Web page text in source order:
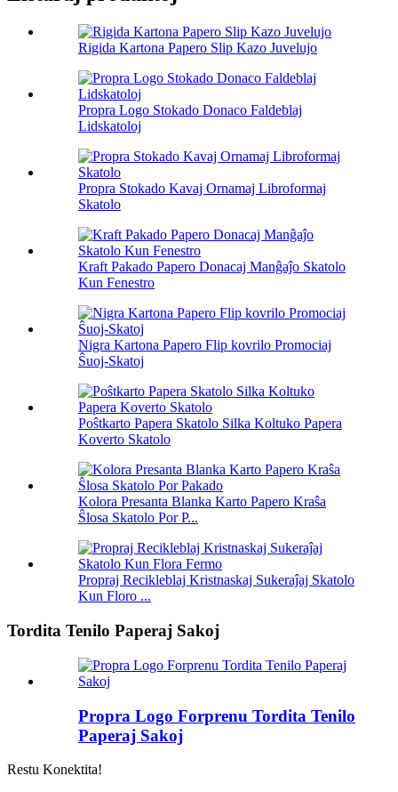
Rigida Kartona Papero Slip Kazo Juvelujo
Propra Logo Stokado Donaco Faldeblaj
Lidskatoloj
Propra Stokado Kavaj Ornamaj Libroformaj
Skatolo
Kraft Pakado Papero Donacaj Manĝaĵo Skatolo
Kun Fenestro
Nigra Kartona Papero Flip kovrilo Promociaj
Ŝuoj-Skatoj
Poŝtkarto Papera Skatolo Silka Koltuko Papera
Koverto Skatolo
Kolora Presanta Blanka Karto Papero Kraŝa
Ŝlosa Skatolo Por P...
Propraj Recikleblaj Kristnaskaj Sukeraĵaj Skatolo
Kun Floro ...
Tordita Tenilo Paperaj Sakoj
Propra Logo Forprenu Tordita Tenilo
Paperaj Sakoj
Restu Konektita!